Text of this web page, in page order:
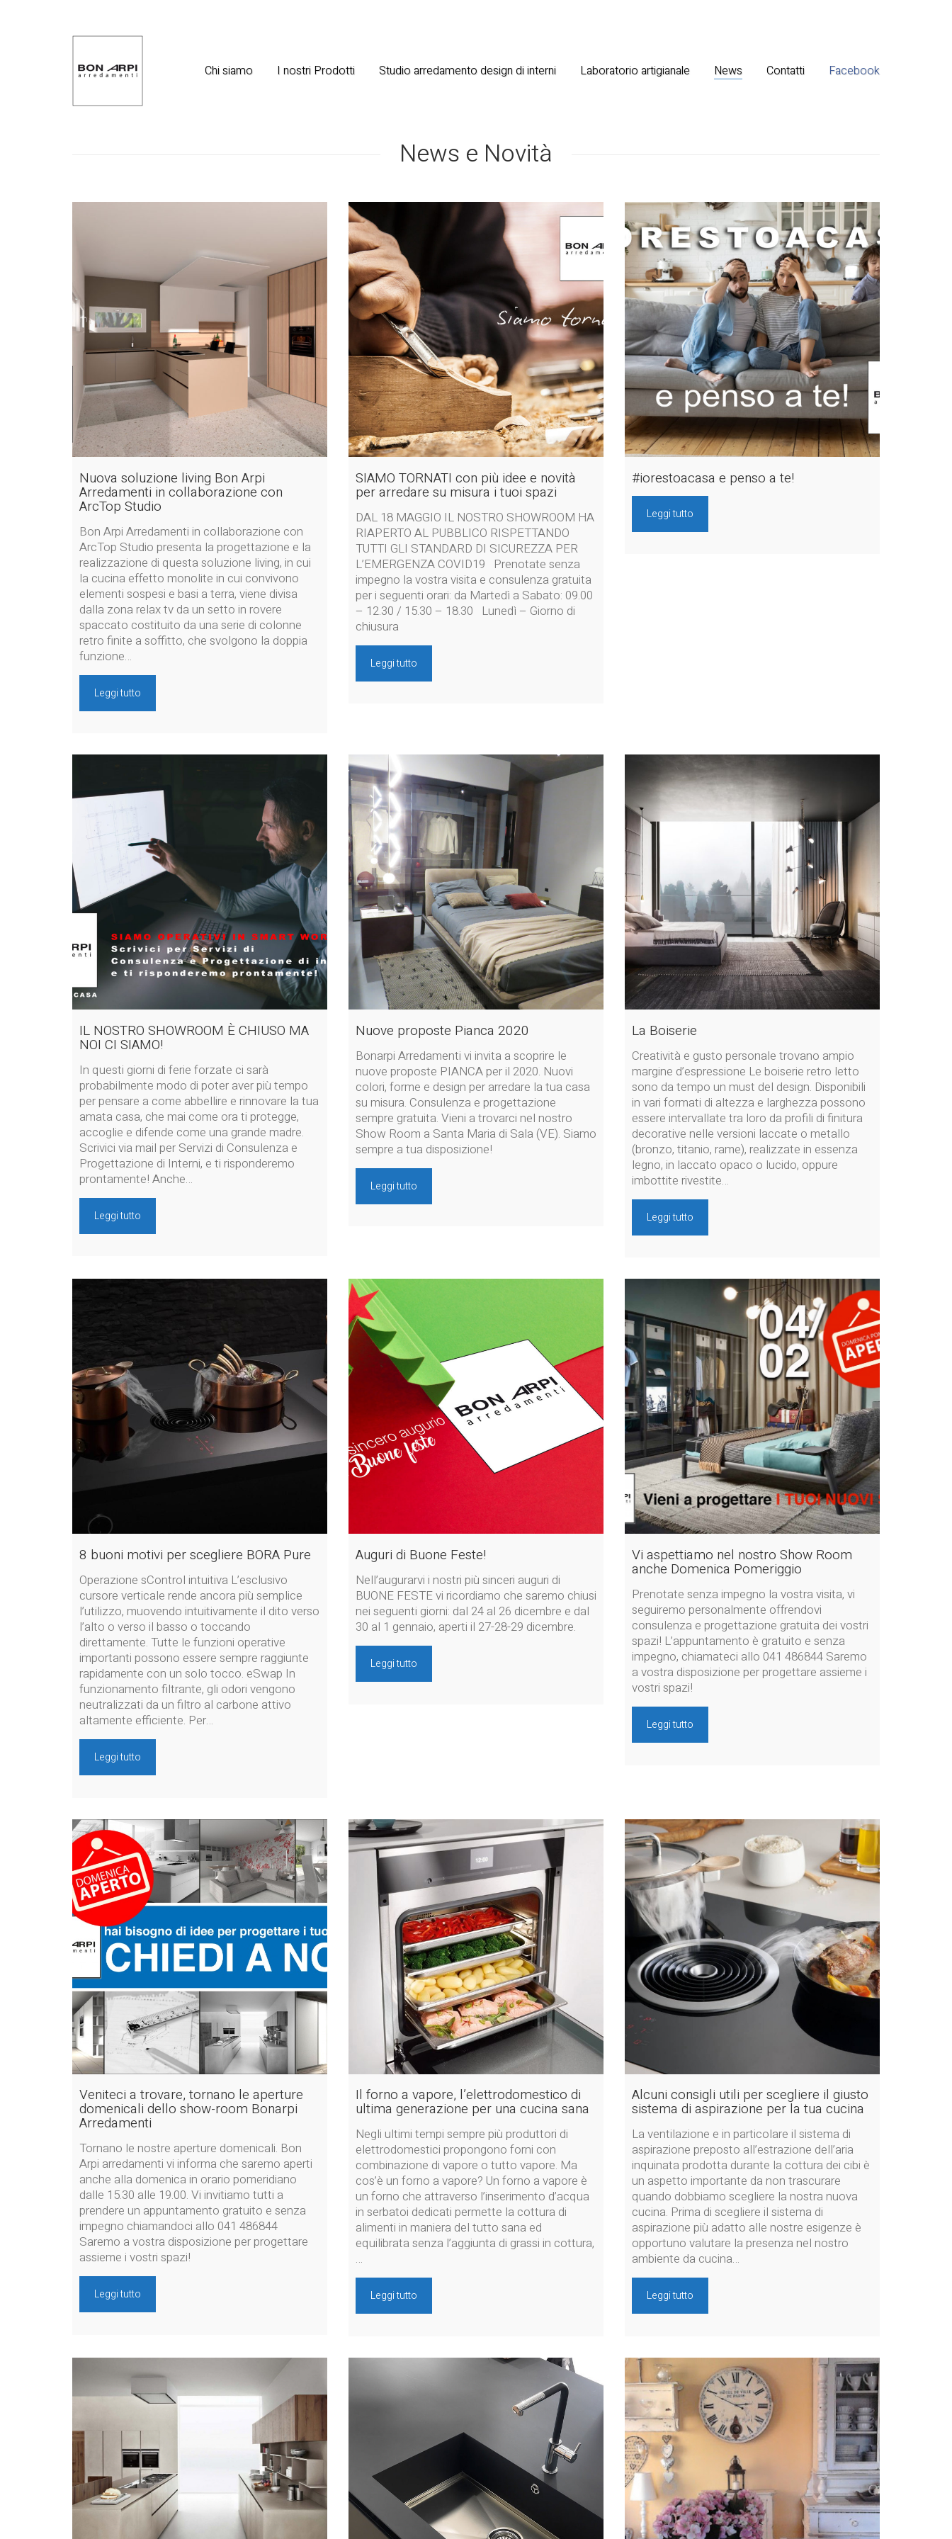
Chi siamo I nostri Prodotti Studio arredamento design di interni Laboratorio artigianale News Contatti Facebook
News e Novità
Nuova soluzione living Bon Arpi
Arredamenti in collaborazione con
ArcTop Studio
Bon Arpi Arredamenti in collaborazione con
ArcTop Studio presenta la progettazione e la
realizzazione di questa soluzione living, in cui
la cucina effetto monolite in cui convivono
elementi sospesi e basi a terra, viene divisa
dalla zona relax tv da un setto in rovere
spaccato costituito da una serie di colonne
retro finite a soffitto, che svolgono la doppia
funzione…
Leggi tutto
SIAMO TORNATI con più idee e novità
per arredare su misura i tuoi spazi
DAL 18 MAGGIO IL NOSTRO SHOWROOM HA
RIAPERTO AL PUBBLICO RISPETTANDO
TUTTI GLI STANDARD DI SICUREZZA PER
L’EMERGENZA COVID19 Prenotate senza
impegno la vostra visita e consulenza gratuita
per i seguenti orari: da Martedì a Sabato: 09.00
– 12.30 / 15.30 – 18.30 Lunedì – Giorno di
chiusura
Leggi tutto
#iorestoacasa e penso a te!
Leggi tutto
IL NOSTRO SHOWROOM È CHIUSO MA
NOI CI SIAMO!
In questi giorni di ferie forzate ci sarà
probabilmente modo di poter aver più tempo
per pensare a come abbellire e rinnovare la tua
amata casa, che mai come ora ti protegge,
accoglie e difende come una grande madre.
Scrivici via mail per Servizi di Consulenza e
Progettazione di Interni, e ti risponderemo
prontamente! Anche…
Leggi tutto
Nuove proposte Pianca 2020
Bonarpi Arredamenti vi invita a scoprire le
nuove proposte PIANCA per il 2020. Nuovi
colori, forme e design per arredare la tua casa
su misura. Consulenza e progettazione
sempre gratuita. Vieni a trovarci nel nostro
Show Room a Santa Maria di Sala (VE). Siamo
sempre a tua disposizione!
Leggi tutto
La Boiserie
Creatività e gusto personale trovano ampio
margine d’espressione Le boiserie retro letto
sono da tempo un must del design. Disponibili
in vari formati di altezza e larghezza possono
essere intervallate tra loro da profili di finitura
decorative nelle versioni laccate o metallo
(bronzo, titanio, rame), realizzate in essenza
legno, in laccato opaco o lucido, oppure
imbottite rivestite…
Leggi tutto
8 buoni motivi per scegliere BORA Pure
Operazione sControl intuitiva L’esclusivo
cursore verticale rende ancora più semplice
l’utilizzo, muovendo intuitivamente il dito verso
l’alto o verso il basso o toccando
direttamente. Tutte le funzioni operative
importanti possono essere sempre raggiunte
rapidamente con un solo tocco. eSwap In
funzionamento filtrante, gli odori vengono
neutralizzati da un filtro al carbone attivo
altamente efficiente. Per…
Leggi tutto
Auguri di Buone Feste!
Nell’augurarvi i nostri più sinceri auguri di
BUONE FESTE vi ricordiamo che saremo chiusi
nei seguenti giorni: dal 24 al 26 dicembre e dal
30 al 1 gennaio, aperti il 27-28-29 dicembre.
Leggi tutto
Vi aspettiamo nel nostro Show Room
anche Domenica Pomeriggio
Prenotate senza impegno la vostra visita, vi
seguiremo personalmente offrendovi
consulenza e progettazione gratuita dei vostri
spazi! L’appuntamento è gratuito e senza
impegno, chiamateci allo 041 486844 Saremo
a vostra disposizione per progettare assieme i
vostri spazi!
Leggi tutto
Veniteci a trovare, tornano le aperture
domenicali dello show-room Bonarpi
Arredamenti
Tornano le nostre aperture domenicali. Bon
Arpi arredamenti vi informa che saremo aperti
anche alla domenica in orario pomeridiano
dalle 15.30 alle 19.00. Vi invitiamo tutti a
prendere un appuntamento gratuito e senza
impegno chiamandoci allo 041 486844
Saremo a vostra disposizione per progettare
assieme i vostri spazi!
Leggi tutto
Il forno a vapore, l’elettrodomestico di
ultima generazione per una cucina sana
Negli ultimi tempi sempre più produttori di
elettrodomestici propongono forni con
combinazione di vapore o tutto vapore. Ma
cos’è un forno a vapore? Un forno a vapore è
un forno che attraverso l’inserimento d’acqua
in serbatoi dedicati permette la cottura di
alimenti in maniera del tutto sana ed
equilibrata senza l’aggiunta di grassi in cottura,
…
Leggi tutto
Alcuni consigli utili per scegliere il giusto
sistema di aspirazione per la tua cucina
La ventilazione e in particolare il sistema di
aspirazione preposto all’estrazione dell’aria
inquinata prodotta durante la cottura dei cibi è
un aspetto importante da non trascurare
quando dobbiamo scegliere la nostra nuova
cucina. Prima di scegliere il sistema di
aspirazione più adatto alle nostre esigenze è
opportuno valutare la presenza nel nostro
ambiente da cucina…
Leggi tutto